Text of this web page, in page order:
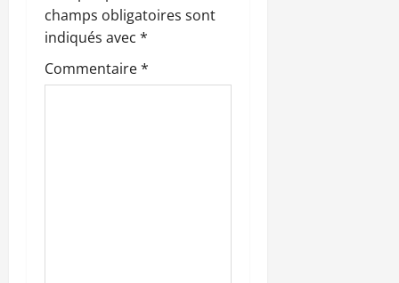
n
d
champs obligatoires sont
indiqués avec *
Commentaire*